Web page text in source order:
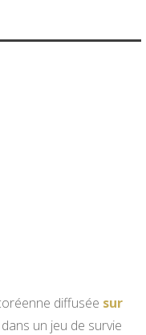
diffusée sur
un jeu de survie